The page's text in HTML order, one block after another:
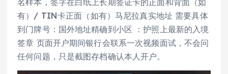
有）/ TIN卡正面（如有）马尼拉真实地址 需要具体
到门牌号：国外地址精确到小区 ：护照上最新的入境
签章 页面开户期间银行会联系一次视频面试，不会问
任何问题，只是截图存档确认本人开户。